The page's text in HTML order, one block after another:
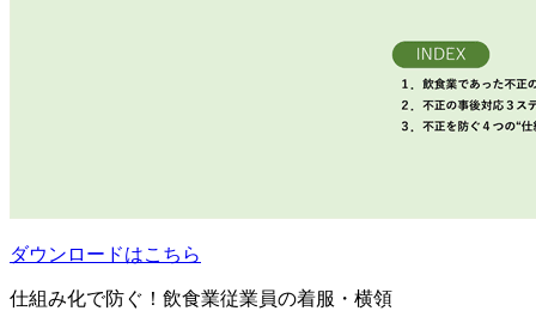
ダウンロードはこちら
仕組み化で防ぐ！飲食業従業員の着服・横領